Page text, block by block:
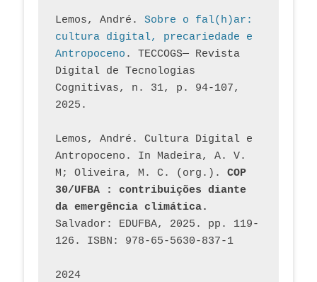
Lemos, André. Sobre o fal(h)ar:
cultura digital, precariedade e
Antropoceno . TECCOGS— Revista
Digital de Tecnologias
Cognitivas, n. 31, p. 94-107,
2025.
Lemos, André. Cultura Digital e
Antropoceno. In Madeira, A. V.
M; Oliveira, M. C. (org.). COP
30/UFBA : contribuições diante
da emergência climática.
Salvador: EDUFBA, 2025. pp. 119-
126. ISBN: 978-65-5630-837-1
2024